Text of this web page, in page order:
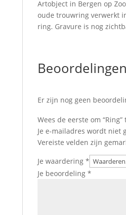
Artobject in Bergen op
oude trouwring verwerkt
ring. Gravure is nog
Beoordelingen
Er zijn nog geen
Wees de eerste om
Je e-mailadres wordt niet
Vereiste velden zijn
Je waardering *
Je beoordeling *